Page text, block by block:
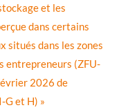
et les
dans certains
situés dans les zones
entrepreneurs (ZFU-
2026 de
G et H) »